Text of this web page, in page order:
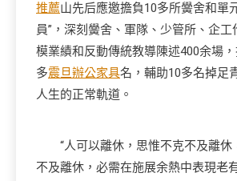
推薦山先后應邀擔負10多所黌舍和單
員”，深刻黌舍、軍隊、少管所、企
模業績和反動傳統教導陳述400余場
多震旦辦公家具名，輔助10多名掉足
人生的正常軌道。
“人可以離休，思惟不克不及離休
不及離休，必需在施展余熱中表現老